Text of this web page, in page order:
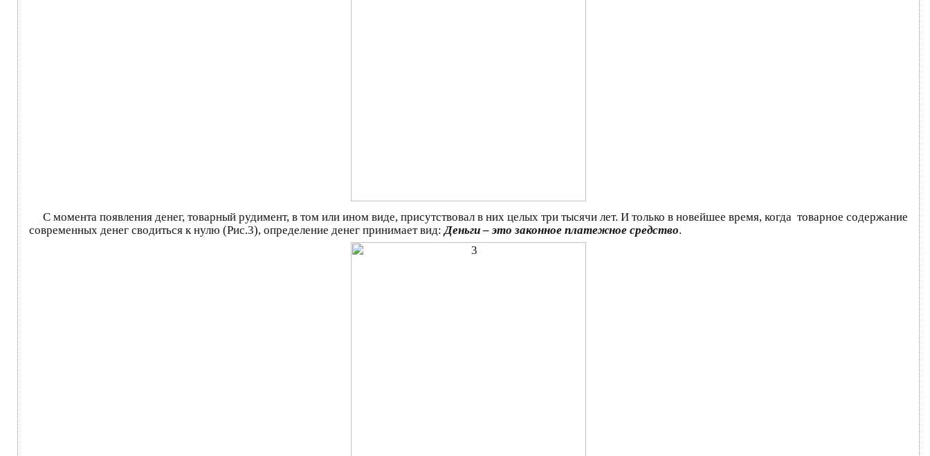
С момента появления денег, товарный рудимент, в том или ином виде, присутствовал в них целых три тысячи лет. И только в новейшее время, когда товарное содержание
современных денег сводиться к нулю (Рис.3), определение денег принимает вид: Деньги – это законное платежное средство.